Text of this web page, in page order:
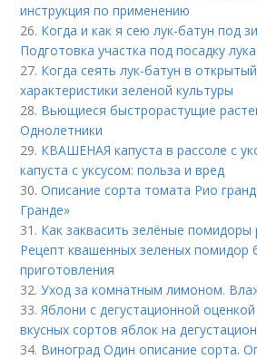
инструкция по применению
26. Когда и как я сею лук-батун под
Подготовка участка под посадку
27. Когда сеять лук-батун в
характеристики зеленой культуры
28. Вьющиеся быстрорастущие
Однолетники
29. КВАШЕНАЯ капуста в рассоле с
капуста с уксусом: польза и вред
30.Описание сорта томата Рио
Гранде»
31. Как заквасить зелёные
Рецепт квашенных зеленых помидор
приготовления
32.Уход за комнатным лимоном.
33.Яблони с дегустационной
вкусных сортов яблок на
34. Виноград Один описание сорта.